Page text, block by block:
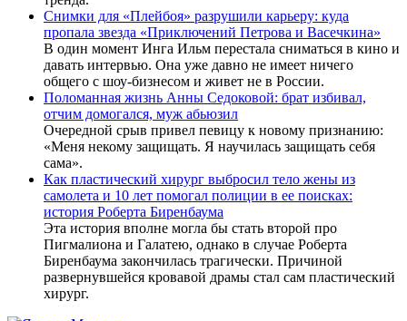
Снимки для «Плейбоя» разрушили карьеру: куда
пропала звезда «Приключений Петрова и Васечкина»
В один момент Инга Ильм перестала сниматься в кино и
давать интервью. Она уже давно не имеет ничего
общего с шоу-бизнесом и живет не в России.
Поломанная жизнь Анны Седоковой: брат избивал,
отчим домогался, муж абьюзил
Очередной срыв привел певицу к новому признанию:
«Меня некому защищать. Я научилась защищать себя
сама».
Как пластический хирург выбросил тело жены из
самолета и 10 лет помогал полиции в ее поисках:
история Роберта Биренбаума
Эта история вполне могла бы стать второй про
Пигмалиона и Галатею, однако в случае Роберта
Биренбаума закончилась трагически. Причиной
развернувшейся кровавой драмы стал сам пластический
хирург.